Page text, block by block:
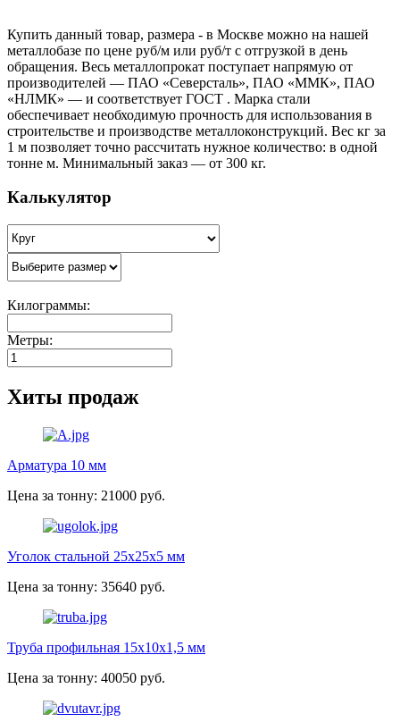
Купить данный товар, размера - в Москве можно на нашей
металлобазе по цене руб/м или руб/т с отгрузкой в день
обращения. Весь металлопрокат поступает напрямую от
производителей — ПАО «Северсталь», ПАО «ММК», ПАО
«НЛМК» — и соответствует ГОСТ . Марка стали
обеспечивает необходимую прочность для использования в
строительстве и производстве металлоконструкций. Вес кг за
1 м позволяет точно рассчитать нужное количество: в одной
тонне м. Минимальный заказ — от 300 кг.
Калькулятор
Килограммы:
Метры:
Хиты продаж
Арматура 10 мм
Цена за тонну: 21000 руб.
Уголок стальной 25х25х5 мм
Цена за тонну: 35640 руб.
Труба профильная 15х10х1,5 мм
Цена за тонну: 40050 руб.